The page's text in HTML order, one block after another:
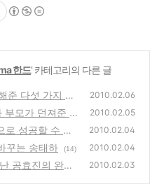
한드' 카테고리의 다른 글
준 다섯 가지 의
2010.02.06
모가 던져준 의
2010.02.05
로 성공할 수 있
2010.02.04
꾸는 송태하 (14) 2010.02.04
공효진의 완숙
2010.02.03